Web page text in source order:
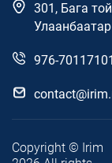
301, Бага
976-70117101
Copyright © Irim